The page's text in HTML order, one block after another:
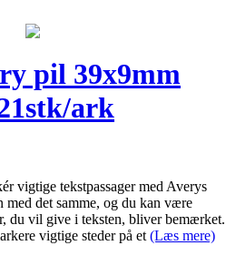
pil 39x9mm
ark
vigtige tekstpassager med Averys
det samme, og du kan være
du vil give i teksten, bliver bemærket.
vigtige steder på et (Læs mere)